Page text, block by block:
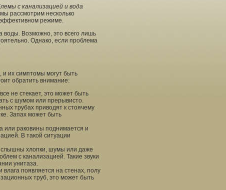
с канализацией и вода
рассмотрим несколько
режиме.
воды. Возможно, это всего лишь
Однако, если проблема
и их симптомы могут быть
обратить внимание:
не стекает, это может быть
с шумом или прерывисто.
трубах приводят к стоячему
Запах может быть
или раковины поднимается и
В такой ситуации
слышны хлопки, шумы или даже
с канализацией. Такие звуки
унитаза.
появляется на стенах, полу
труб, это может быть